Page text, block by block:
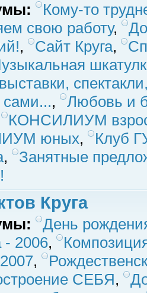
Кому-то
свою работу,
, Сайт Круга,
,
Любовь и
КОНСИЛИУМ
юных,
Клуб
,
Занятные
Круга
День
2006,
,
СЕБЯ,